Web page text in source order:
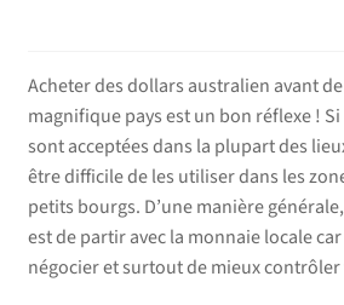
Acheter des dollars australien avant
magnifique pays est un bon réflexe !
sont acceptées dans la plupart des
être difficile de les utiliser dans les
petits bourgs. D’une manière
est de partir avec la monnaie locale
négocier et surtout de mieux contrôler